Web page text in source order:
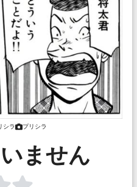
シラ プリシラ
ません